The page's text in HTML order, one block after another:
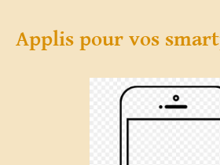
Applis pour vos